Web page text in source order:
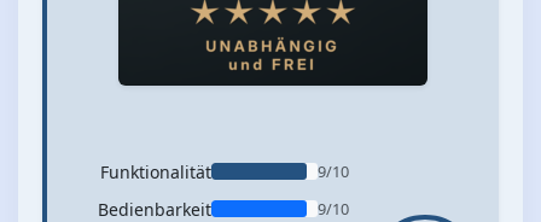
Funktionalität 9/10
Bedienbarkeit 9/10